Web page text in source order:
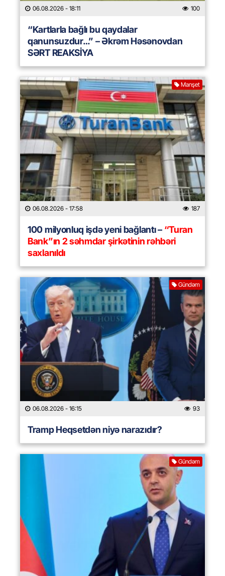
06.08.2026 - 18:11 100
“Kartlarla bağlı bu qaydalar
qanunsuzdur…” – Əkrəm Həsənovdan
SƏRT REAKSİYA
Manşet
06.08.2026 - 17:58 187
100 milyonluq işdə yeni bağlantı –“Turan
Bank”ın 2 səhmdar şirkətinin rəhbəri
saxlanıldı
Gündəm
06.08.2026 - 16:15 93
Tramp Heqsetdən niyə narazıdır?
Gündəm